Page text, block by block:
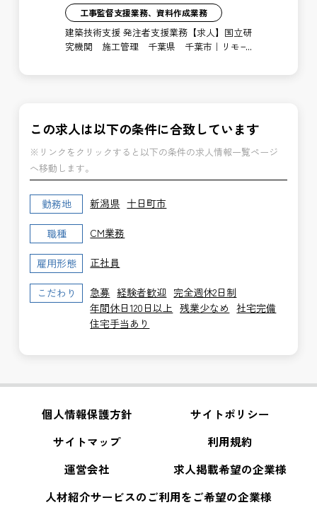
工事監督支援業務、資料作成業務
建築技術支援 発注者支援業務【求人】国立研
究機関 施工管理 千葉県 千葉市｜リモー
この求人は以下の条件に合致しています
※リンクをクリックすると以下の条件の求人情報一覧ページ
へ移動します。
勤務地 新潟県 十日町市
職種 CM業務
雇用形態 正社員
こだわり 急募 経験者歓迎 完全週休2日制
年間休日120日以上 残業少なめ
社宅完備
住宅手当あり
個人情報保護方針
サイトポリシー
サイトマップ
利用規約
運営会社
求人掲載希望の企業様
人材紹介サービスのご利用をご希望の企業様